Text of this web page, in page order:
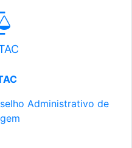
Administrativo de